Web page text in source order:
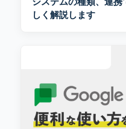
しく解説します